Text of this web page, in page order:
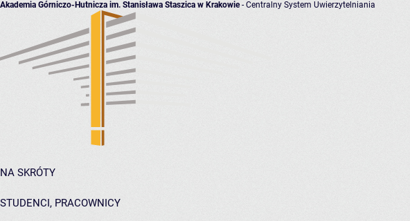
Akademia Górniczo-Hutnicza im. Stanisława Staszica w Krakowie- Centralny System Uwierzytelniania
NA SKRÓTY
STUDENCI, PRACOWNICY